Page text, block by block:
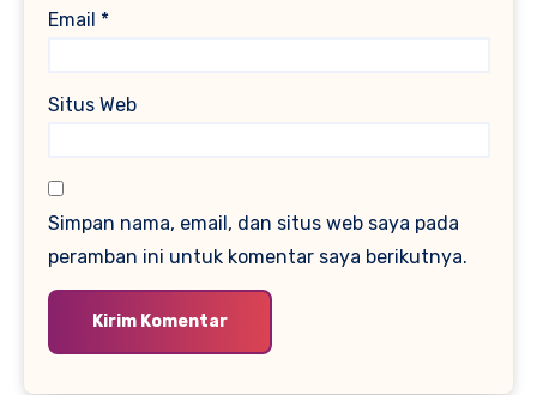
Email *
Situs Web
Simpan nama, email, dan situs web saya pada
peramban ini untuk komentar saya berikutnya.